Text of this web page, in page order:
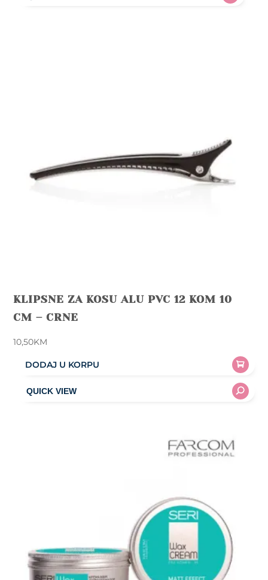
KLIPSNE ZA KOSU ALU PVC 12 KOM 10
CM – CRNE
10,50KM
DODAJ U KORPU